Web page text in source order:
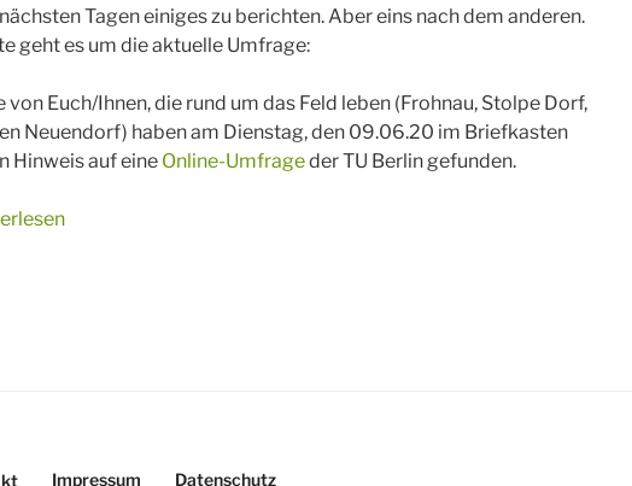
Tagen einiges zu berichten. Aber eins nach dem anderen.
geht es um die aktuelle Umfrage:
von Euch/Ihnen, die rund um das Feld leben (Frohnau, Stolpe Dorf,
Neuendorf) haben am Dienstag, den 09.06.20 im Briefkasten
Hinweis auf eine Online-Umfrageder TU Berlin gefunden.
Impressum Datenschutz